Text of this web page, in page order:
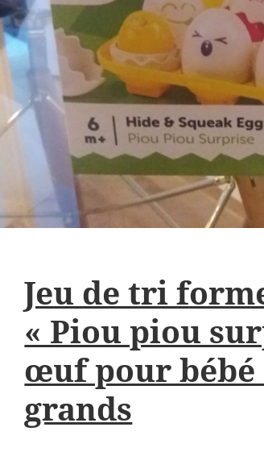
Jeu de tri
« Piou piou
œuf pour bébé
grands